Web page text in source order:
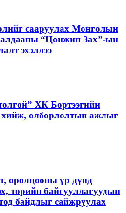
сааруулах Монголын
“Цонжин Зах”-ын
эхэллээ
ХК Бортээгийн
хийж, олборлолтын ажлыг
оролцооны үр дүнд
төрийн байгууллагуудын
байдлыг сайжруулах